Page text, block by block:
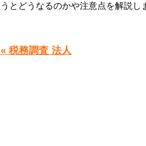
うとどうなるのかや注意点を解説し
« 税務調査 法人